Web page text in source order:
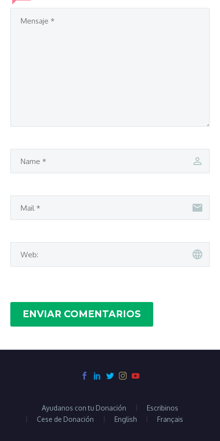
ENVIAR COMENTARIOS
Ayudanos con tu Donación
Escribinos
Cese de Donación
English Français